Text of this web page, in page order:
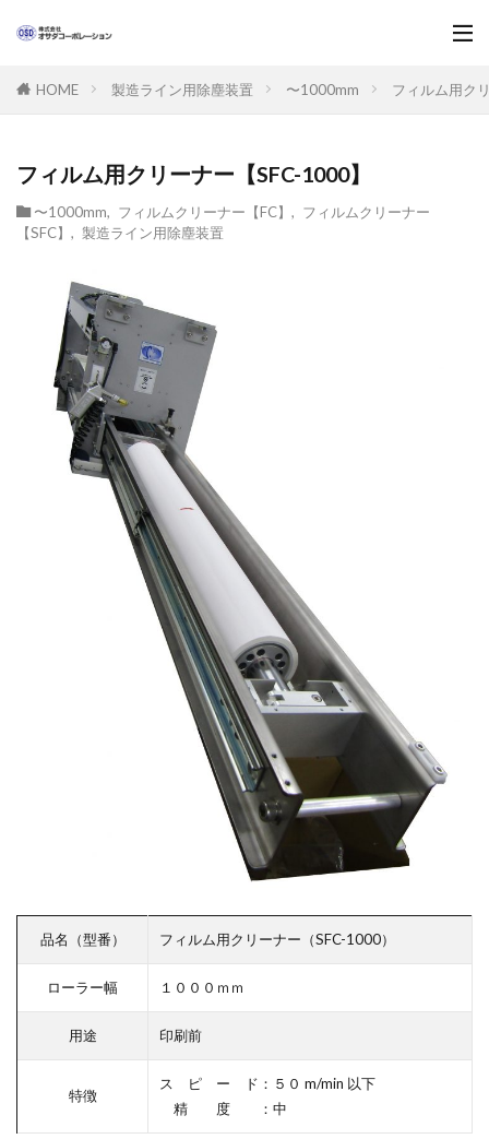
HOME 製造ライン用除塵装置 〜1000mm フィルム用ク
フィルム用クリーナー【SFC-1000】
〜1000mm フィルムクリーナー【FC】
フィルムクリーナー
【SFC】
製造ライン用除塵装置
品名（型番） フィルム用クリーナー（SFC-1000）
ローラー幅 １０００ｍｍ
用途 印刷前
特徴
ス ピ ー ド：５０ m/min 以下
精 度 ：中